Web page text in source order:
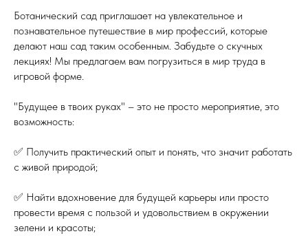
Ботанический сад приглашает на увлекательное и
познавательное путешествие в мир профессий, которые
делают наш сад таким особенным. Забудьте о скучных
лекциях! Мы предлагаем вам погрузиться в мир труда в
игровой форме.
"Будущее в твоих руках" – это не просто мероприятие, это
возможность:
✅ Получить практический опыт и понять, что значит работать
с живой природой;
✅ Найти вдохновение для будущей карьеры или просто
провести время с пользой и удовольствием в окружении
зелени и красоты;